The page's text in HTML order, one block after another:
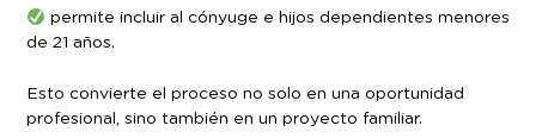
permite incluir al cónyuge e hijos dependientes menores
de 21 años.
Esto convierte el proceso no solo en una oportunidad
profesional, sino también en un proyecto familiar.